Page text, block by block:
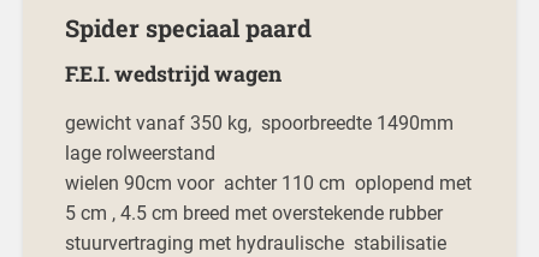
Spider speciaal paard
F.E.I. wedstrijd wagen
gewicht vanaf 350 kg, spoorbreedte 1490mm
lage rolweerstand
wielen 90cm voor achter 110 cm oplopend met
5 cm , 4.5 cm breed met overstekende rubber
stuurvertraging met hydraulische stabilisatie